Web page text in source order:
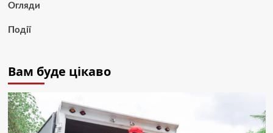
Огляди
Події
Вам буде цікаво